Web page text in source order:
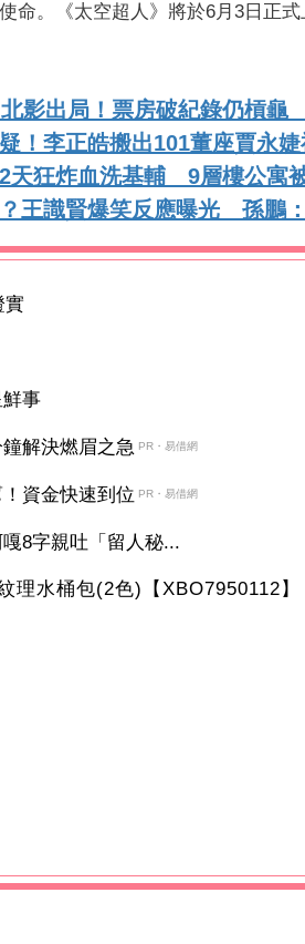
命。《太空超人》將於6月3日正式
影出局！票房破紀錄仍槓
！李正皓搬出101董座賈永
天狂炸血洗基輔 9層樓公寓
王識賢爆笑反應曝光 孫鵬
實
事
解決燃眉之急 PR・易借網
資金快速到位 PR・易借網
8字親吐「留人秘...
理水桶包(2色)【XBO7950112